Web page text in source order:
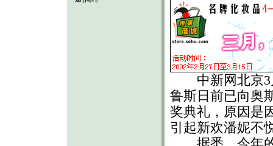
中新网北京3
鲁斯日前已向奥
奖典礼，原因是
引起新欢潘妮不